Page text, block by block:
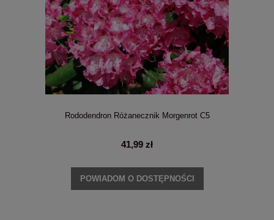
Rododendron Różanecznik Morgenrot C5
41,99 zł
POWIADOM O DOSTĘPNOŚCI